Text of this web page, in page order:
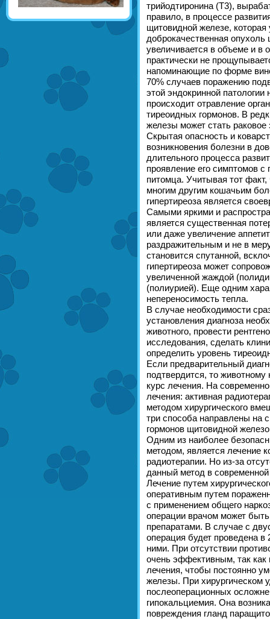
трийодтиронина (Т3),
правило, в процессе
щитовидной железе, которая
доброкачественная
увеличивается в объеме и в
практически не
напоминающие по форме
70% случаев поражению
этой эндокринной
происходит отравление
тиреоидных гормонов. В
железы может стать раковое
Скрытая опасность и
возникновения болезни в
длительного процесса
проявление его симптомов с
питомца. Учитывая тот
многим другим кошачьим
гипертиреоза является
Самыми яркими и
является существенная
или даже увеличение
раздражительным и не в
становится спутанной,
гипертиреоза может
увеличенной жаждой
(полиурией). Еще одним
непереносимость тепла.
В случае необходимости
установления диагноза
животного, провести
исследования, сделать
определить уровень
Если предварительный
подтвердится, то
курс лечения. На
лечения: активная
методом хирургического
три способа направлены на
гормонов щитовидной
Одним из наиболее
методом, является лечение
радиотерапии. Но из-за
данный метод в
Лечение путем
оперативным путем
с применением общего
операции врачом может
препаратами. В случае с
операция будет проведена
ними. При отсутствии
очень эффективным, так как
лечения, чтобы постоянно
железы. При хирургическом
послеоперационных
гипокальциемия. Она
повреждения гланд